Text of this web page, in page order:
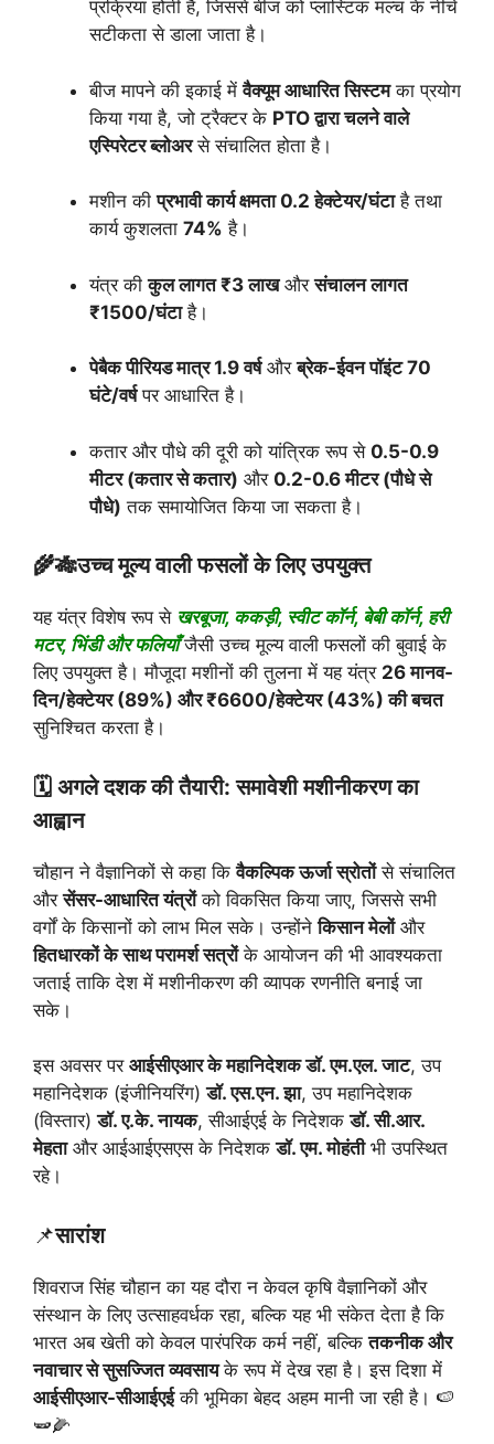
प्रक्रिया होती है, जिससे बीज को प्लास्टिक मल्च के नीचे
सटीकता से डाला जाता है।
बीज मापने की इकाई मेंवैक्यूम आधारित सिस्टमका प्रयोग
किया गया है, जो ट्रैक्टर के PTO द्वारा चलने वाले
एस्पिरेटर ब्लोअरसे संचालित होता है।
मशीन कीप्रभावी कार्य क्षमता 0.2 हेक्टेयर/घंटाहै तथा
कार्य कुशलता 74% है।
यंत्र कीकुल लागत ₹3 लाखऔरसंचालन लागत
₹1500/घंटाहै।
पेबैक पीरियड मात्र 1.9 वर्षऔरब्रेक-ईवन पॉइंट 70
घंटे/वर्षपर आधारित है।
कतार और पौधे की दूरी को यांत्रिक रूप से 0.5-0.9
मीटर (कतार से कतार) और 0.2-0.6 मीटर (पौधे से
पौधे) तक समायोजित किया जा सकता है।
🌾🎋उच्च मूल्य वाली फसलों के लिए उपयुक्त
यह यंत्र विशेष रूप से खरबूजा, ककड़ी, स्वीट कॉर्न, बेबी कॉर्न, हरी
मटर, भिंडी और फलियाँ जैसी उच्च मूल्य वाली फसलों की बुवाई के
लिए उपयुक्त है। मौजूदा मशीनों की तुलना में यह यंत्र 26 मानव-
दिन/हेक्टेयर (89%) और ₹6600/हेक्टेयर (43%) की बचत
सुनिश्चित करता है।
🗓️ अगले दशक की तैयारी: समावेशी मशीनीकरण का
आह्वान
चौहान ने वैज्ञानिकों से कहा किवैकल्पिक ऊर्जा स्रोतोंसे संचालित
औरसेंसर-आधारित यंत्रोंको विकसित किया जाए, जिससे सभी
वर्गों के किसानों को लाभ मिल सके। उन्होंनेकिसान मेलोंऔर
हितधारकों के साथ परामर्श सत्रोंके आयोजन की भी आवश्यकता
जताई ताकि देश में मशीनीकरण की व्यापक रणनीति बनाई जा
सके।
इस अवसर पर आईसीएआर के महानिदेशक डॉ. एम.एल. जाट, उप
महानिदेशक (इंजीनियरिंग)डॉ. एस.एन. झा, उप महानिदेशक
(विस्तार)डॉ. ए.के. नायक, सीआईएई के निदेशकडॉ. सी.आर.
मेहताऔर आईआईएसएस के निदेशकडॉ. एम. मोहंतीभी उपस्थित
रहे।
📌सारांश
शिवराज सिंह चौहान का यह दौरा न केवल कृषि वैज्ञानिकों और
संस्थान के लिए उत्साहवर्धक रहा, बल्कि यह भी संकेत देता है कि
भारत अब खेती को केवल पारंपरिक कर्म नहीं, बल्कितकनीक और
नवाचार से सुसज्जित व्यवसायके रूप में देख रहा है। इस दिशा में
आईसीएआर-सीआईएईकी भूमिका बेहद अहम मानी जा रही है। 🍉
🫛🌽